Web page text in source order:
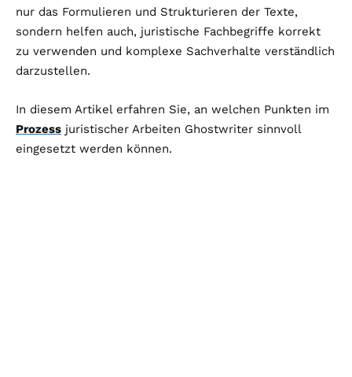
nur das Formulieren und Strukturieren der Texte,
sondern helfen auch, juristische Fachbegriffe korrekt
zu verwenden und komplexe Sachverhalte verständlich
darzustellen.
In diesem Artikel erfahren Sie, an welchen Punkten im
Prozess juristischer Arbeiten Ghostwriter sinnvoll
eingesetzt werden können.